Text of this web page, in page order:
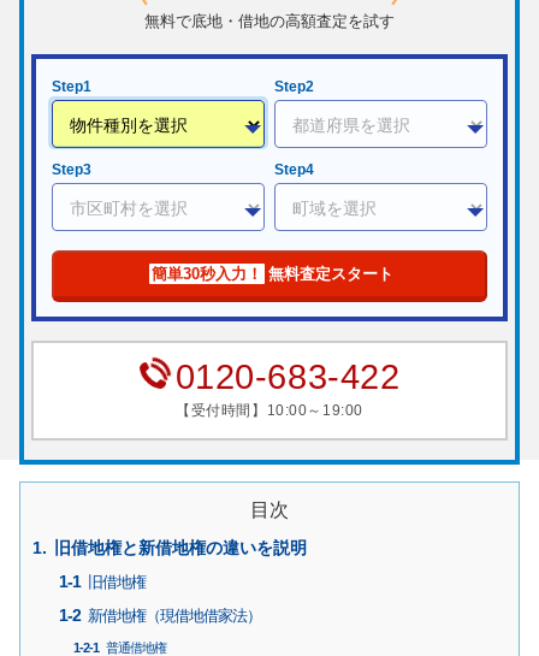
無料で底地・借地の高額査定を試す
Step1 Step2
Step3 Step4
簡単30秒入力！ 無料査定スタート
0120-683-422
【受付時間】10:00～19:00
目次
旧借地権と新借地権の違いを説明
旧借地権
新借地権（現借地借家法）
普通借地権